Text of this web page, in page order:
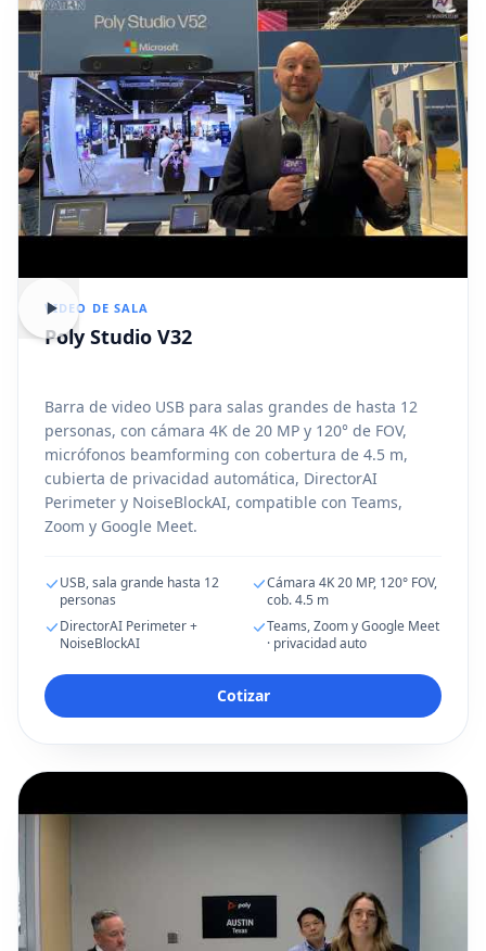
VIDEO DE SALA
Poly Studio V32
Barra de video USB para salas grandes de hasta 12
personas, con cámara 4K de 20 MP y 120° de FOV,
micrófonos beamforming con cobertura de 4.5 m,
cubierta de privacidad automática, DirectorAI
Perimeter y NoiseBlockAI, compatible con Teams,
Zoom y Google Meet.
USB, sala grande hasta 12
personas
Cámara 4K 20 MP, 120° FOV,
cob. 4.5 m
DirectorAI Perimeter +
NoiseBlockAI
Teams, Zoom y Google Meet
· privacidad auto
Cotizar